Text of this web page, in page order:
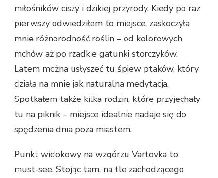
miłośników ciszy i dzikiej przyrody. Kiedy po raz
pierwszy odwiedziłem to miejsce, zaskoczyła
mnie różnorodność roślin – od kolorowych
mchów aż po rzadkie gatunki storczyków.
Latem można usłyszeć tu śpiew ptaków, który
działa na mnie jak naturalna medytacja.
Spotkałem także kilka rodzin, które przyjechały
tu na piknik – miejsce idealnie nadaje się do
spędzenia dnia poza miastem.
Punkt widokowy na wzgórzu Vartovka to
must-see. Stojąc tam, na tle zachodzącego